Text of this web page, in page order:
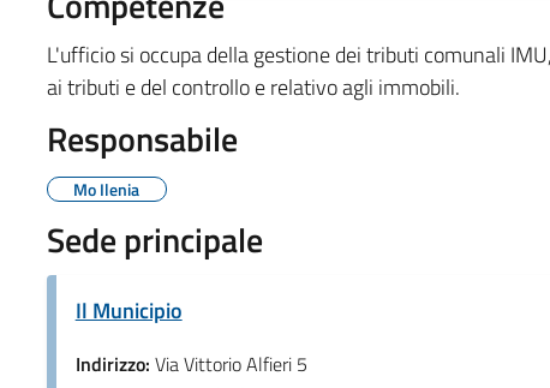
L'ufficio si occupa della gestione dei tributi comunali
ai tributi e del controllo e relativo agli immobili.
Responsabile
Mo Ilenia
Sede principale
Il Municipio
Indirizzo: Via Vittorio Alfieri 5